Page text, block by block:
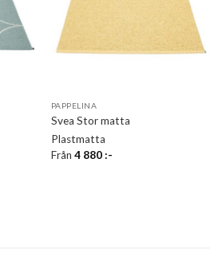
PAPPELINA
Svea Stor matta
Plastmatta
Från 4 880:-